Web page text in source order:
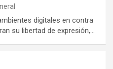
digitales en contra
su libertad de expresión,…